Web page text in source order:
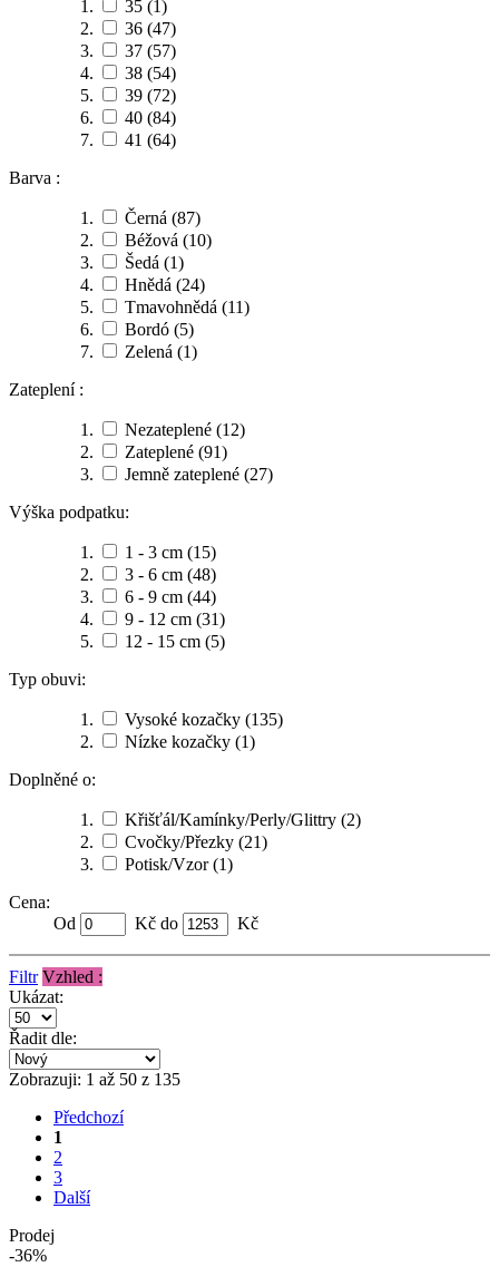
35 (1)
36 (47)
37 (57)
38 (54)
39 (72)
40 (84)
41 (64)
Barva :
Černá (87)
Béžová (10)
Šedá (1)
Hnědá (24)
Tmavohnědá (11)
Bordó (5)
Zelená (1)
Zateplení :
Nezateplené (12)
Zateplené (91)
Jemně zateplené (27)
Výška podpatku:
1 - 3 cm (15)
3 - 6 cm (48)
6 - 9 cm (44)
9 - 12 cm (31)
12 - 15 cm (5)
Typ obuvi:
Vysoké kozačky (135)
Nízke kozačky (1)
Doplněné o:
Křišťál/Kamínky/Perly/Glittry (2)
Cvočky/Přezky (21)
Potisk/Vzor(1)
Cena:
Od
Kč do Kč
Filtr Vzhled :
Ukázat:
Řadit dle:
Zobrazuji: 1 až 50 z 135
Předchozí
1
2
3
Další
Prodej
-36%